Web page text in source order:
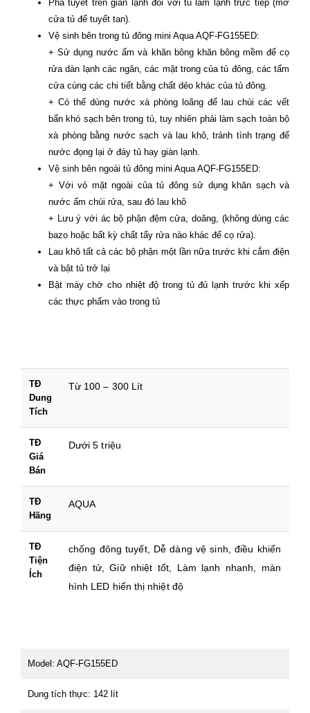
Phá tuyết trên giàn lạnh đối với tủ làm lạnh trực tiếp (mở
cửa tủ để tuyết tan).
Vệ sinh bên trong tủ đông mini Aqua AQF-FG155ED:
+ Sử dụng nước ấm và khăn bông khăn bông mềm để cọ
rửa dàn lạnh các ngăn, các mặt trong của tủ đông, các tấm
cửa cùng các chi tiết bằng chất dẻo khác của tủ đông.
+ Có thể dùng nước xà phòng loãng để lau chùi các vết
bẩn khó sạch bên trong tủ, tuy nhiên phải làm sạch toàn bộ
xà phòng bằng nước sạch và lau khô, tránh tình trạng để
nước đọng lại ở đáy tủ hay giàn lạnh.
Vệ sinh bên ngoài tủ đông mini Aqua AQF-FG155ED:
+ Với vỏ mặt ngoài của tủ đông sử dụng khăn sạch và
nước ấm chùi rửa, sau đó lau khô
+ Lưu ý với ác bộ phận đệm cửa, doăng, (không dùng các
bazo hoặc bất kỳ chất tẩy rửa nào khác để cọ rửa).
Lau khô tất cả các bộ phận một lần nữa trước khi cắm điện
và bật tủ trở lại
Bật máy chờ cho nhiệt độ trong tủ đủ lạnh trước khi xếp
các thực phẩm vào trong tủ
TĐ
Dung
Tích
Từ 100 – 300 Lít
TĐ
Giá
Bán
Dưới 5 triệu
TĐ
Hãng
AQUA
TĐ
Tiện
Ích
chống đông tuyết, Dễ dàng vệ sinh, điều khiển
điện tử, Giữ nhiệt tốt, Làm lạnh nhanh, màn
hình LED hiển thị nhiệt độ
Model: AQF-FG155ED
Dung tích thực: 142 lít